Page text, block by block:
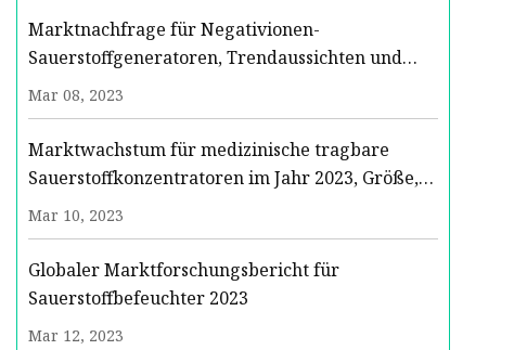
Marktnachfrage für Negativionen-
Sauerstoffgeneratoren, Trendaussichten und
Wachstumsratenanalyse 2023
Mar 08, 2023
Marktwachstum für medizinische tragbare
Sauerstoffkonzentratoren im Jahr 2023, Größe,
Anteil und Prognose 2029
Mar 10, 2023
Globaler Marktforschungsbericht für
Sauerstoffbefeuchter 2023
Mar 12, 2023